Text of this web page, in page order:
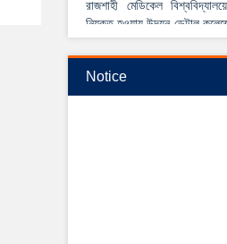
নিযুক্ত হওয়ায় উদয়ন ডেন্টাল
আন্তরিক শুভেচ্ছা ও অভিনন্দন।
২০২৫-২০২৬ইং শিক্ষাবর্ষে
Notice